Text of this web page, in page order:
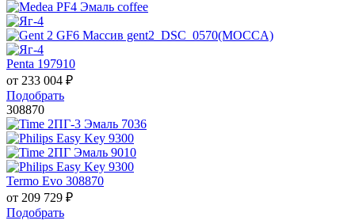
Penta 197910
от 233 004 ₽
Подобрать
308870
Termo Evo 308870
от 209 729 ₽
Подобрать